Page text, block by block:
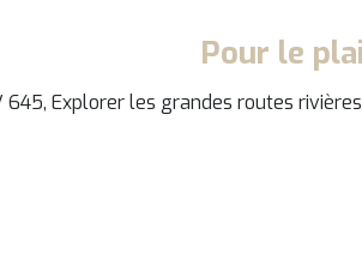
Pour le
645, Explorer les grandes routes